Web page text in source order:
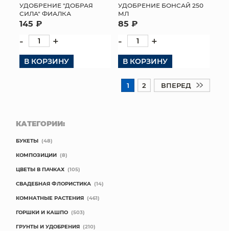
УДОБРЕНИЕ "ДОБРАЯ
СИЛА" ФИАЛКА
145 ₽
- +
В КОРЗИНУ
УДОБРЕНИЕ БОНСАЙ 250
МЛ
85 ₽
- +
В КОРЗИНУ
1 2 ВПЕРЕД
КАТЕГОРИИ:
БУКЕТЫ (48)
КОМПОЗИЦИИ (8)
ЦВЕТЫ В ПАЧКАХ (105)
СВАДЕБНАЯ ФЛОРИСТИКА (14)
КОМНАТНЫЕ РАСТЕНИЯ (461)
ГОРШКИ И КАШПО (503)
ГРУНТЫ И УДОБРЕНИЯ (210)